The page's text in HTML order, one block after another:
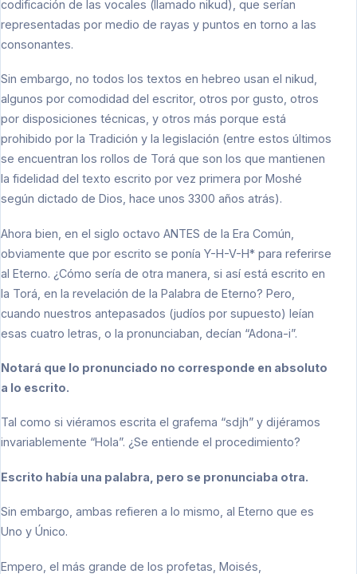
codificación de las vocales (llamado nikud), que serían
representadas por medio de rayas y puntos en torno a las
consonantes.
Sin embargo, no todos los textos en hebreo usan el nikud,
algunos por comodidad del escritor, otros por gusto, otros
por disposiciones técnicas, y otros más porque está
prohibido por la Tradición y la legislación (entre estos últimos
se encuentran los rollos de Torá que son los que mantienen
la fidelidad del texto escrito por vez primera por Moshé
según dictado de Dios, hace unos 3300 años atrás).
Ahora bien, en el siglo octavo ANTES de la Era Común,
obviamente que por escrito se ponía Y-H-V-H* para referirse
al Eterno. ¿Cómo sería de otra manera, si así está escrito en
la Torá, en la revelación de la Palabra de Eterno? Pero,
cuando nuestros antepasados (judíos por supuesto) leían
esas cuatro letras, o la pronunciaban, decían “Adona-i”.
Notará que lo pronunciado no corresponde en absoluto
a lo escrito.
Tal como si viéramos escrita el grafema “sdjh” y dijéramos
invariablemente “Hola”. ¿Se entiende el procedimiento?
Escrito había una palabra, pero se pronunciaba otra.
Sin embargo, ambas refieren a lo mismo, al Eterno que es
Uno y Único.
Empero, el más grande de los profetas, Moisés,